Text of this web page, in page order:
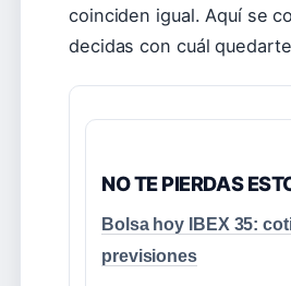
coinciden igual. Aquí se
decidas con cuál
NO TE PIERDAS
Bolsa hoy IBEX 35:
previsiones